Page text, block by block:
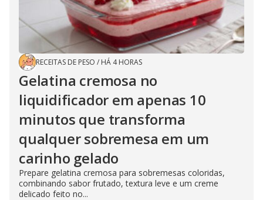
RECEITAS DE PESO / HÁ 4 HORAS
Gelatina cremosa no
liquidificador em apenas 10
minutos que transforma
qualquer sobremesa em um
carinho gelado
Prepare gelatina cremosa para sobremesas coloridas,
combinando sabor frutado, textura leve e um creme
delicado feito no...